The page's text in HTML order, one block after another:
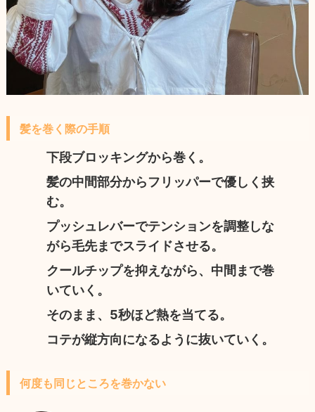
髪を巻く際の手順
下段ブロッキングから巻く。
髪の中間部分からフリッパーで優しく挟
む。
プッシュレバーでテンションを調整しな
がら毛先までスライドさせる。
クールチップを抑えながら、中間まで巻
いていく。
そのまま、5秒ほど熱を当てる。
コテが縦方向になるように抜いていく。
何度も同じところを巻かない